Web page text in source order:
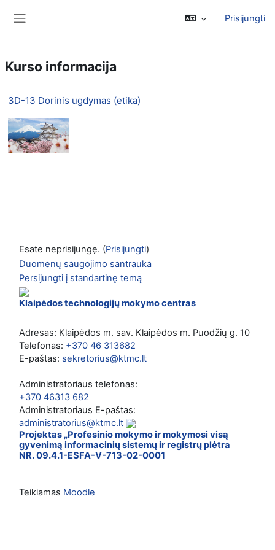
Prisijungti
Kurso informacija
3D-13 Dorinis ugdymas (etika)
Esate neprisijungę. (Prisijungti)
Duomenų saugojimo santrauka
Persijungti į standartinę temą
Klaipėdos technologijų mokymo centras
Adresas: Klaipėdos m. sav. Klaipėdos m. Puodžių g. 10
Telefonas: +370 46 313682
E-paštas: sekretorius@ktmc.lt
Administratoriaus telefonas:
+370 46313 682
Administratoriaus E-paštas:
administratorius@ktmc.lt
Projektas „Profesinio mokymo ir mokymosi visą
gyvenimą informacinių sistemų ir registrų plėtra
NR. 09.4.1-ESFA-V-713-02-0001
Teikiamas Moodle